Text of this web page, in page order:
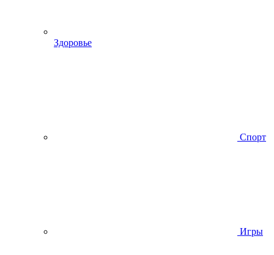
Здоровье
Спорт
Игры